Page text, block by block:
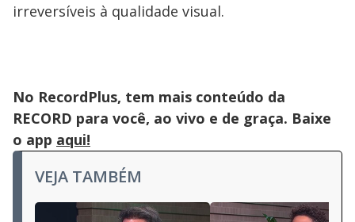
irreversíveis à qualidade visual.
No RecordPlus, tem mais conteúdo da
RECORD para você, ao vivo e de graça. Baixe
o app aqui!
VEJA TAMBÉM